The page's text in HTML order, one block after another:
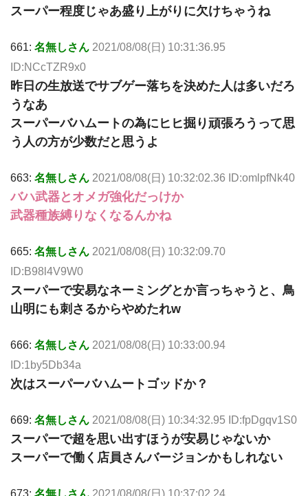
スーパー程度じゃあ盛り上がりに欠けちゃうね
661: 名無しさん 2021/08/08(日) 10:31:36.95
ID:NCcTZR9x0
昨日の生放送でサブゲー落ちを決めた人は多いだろ
うなあ
スーパーバハムートの為にヒヒ掘り頑張ろうって思
う人の方が少数だと思うよ
663: 名無しさん 2021/08/08(日) 10:32:02.36 ID:omlpfNk40
バハ武器とオメガ強化だっけか
武器種族縛りなくなるんかね
665: 名無しさん 2021/08/08(日) 10:32:09.70
ID:B98l4V9W0
スーパーで安易なネーミングとか言っちゃうと、鳥
山明にも刺さるからやめたれw
666: 名無しさん 2021/08/08(日) 10:33:00.94
ID:1by5Db34a
次はスーパーバハムートゴッドか？
669: 名無しさん 2021/08/08(日) 10:34:32.95 ID:fpDgqv1S0
スーパーで超を思い出すほうが安易じゃないか
スーパーで働く店員さんバージョンかもしれない
673: 名無しさん 2021/08/08(日) 10:37:02.24